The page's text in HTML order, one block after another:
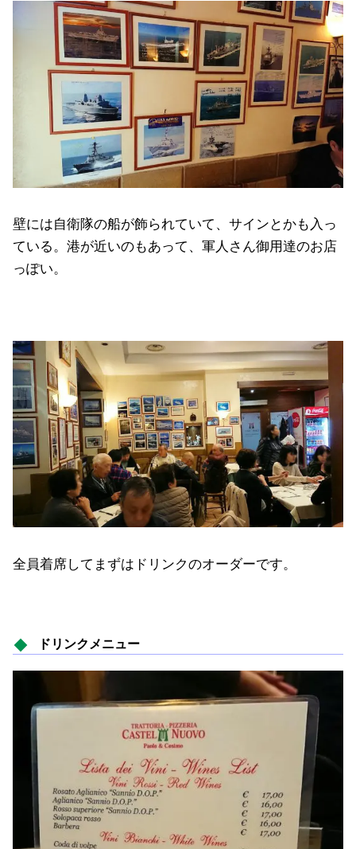
壁には自衛隊の船が飾られていて、サインとかも入っ
ている。港が近いのもあって、軍人さん御用達のお店
っぽい。
全員着席してまずはドリンクのオーダーです。
ドリンクメニュー